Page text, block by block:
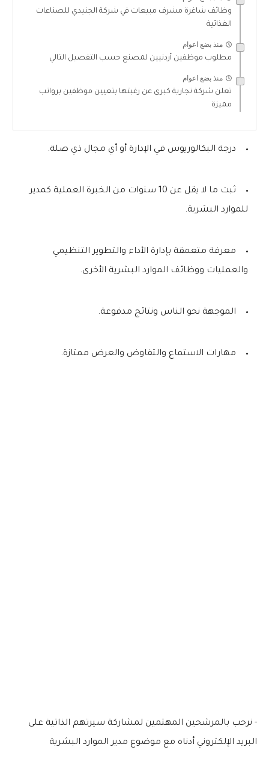
وظائف شاغرة مشرف مبيعات في شركة الجنيدي للصناعات
الغذائية
منذ بضع اعوام
مطلوب موظفين أردنيين لمصنع حسب التفصيل التالي
منذ بضع اعوام
تعلن شركة تجارية كبرى عن رغبتها بتعيين موظفين برواتب
مميزة
درجة البكالوريوس في الإدارة أو أي مجال ذي صلة.
ثبت ما لا يقل عن 10 سنوات من الخبرة العملية كمدير
للموارد البشرية.
معرفة متعمقة بإدارة الأداء والتطوير التنظيمي
والعمليات ووظائف الموارد البشرية الأخرى.
الموجهة نحو الناس ونتائج مدفوعة.
مهارات الاستماع والتفاوض والعرض ممتازة.
- نرحب بالمرشحين المهتمين لمشاركة سيرتهم الذاتية على
البريد الإلكتروني أدناه مع موضوع مدير الموارد البشرية